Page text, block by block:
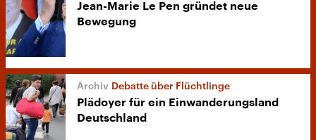
Jean-Marie Le Pen gründet neue
Bewegung
Debatte über Flüchtlinge
Plädoyer für ein Einwanderungsland
Deutschland